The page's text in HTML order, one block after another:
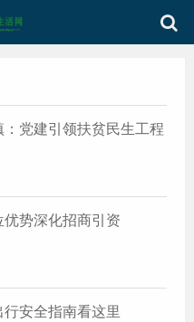
党建引领扶贫民生工程
势深化招商引资
安全指南看这里